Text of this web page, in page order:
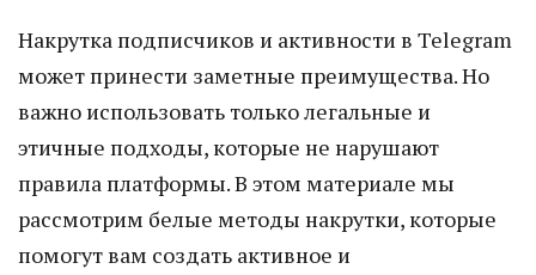
Накрутка подписчиков и активности в Telegram
может принести заметные преимущества. Но
важно использовать только легальные и
этичные подходы, которые не нарушают
правила платформы. В этом материале мы
рассмотрим белые методы накрутки, которые
помогут вам создать активное и